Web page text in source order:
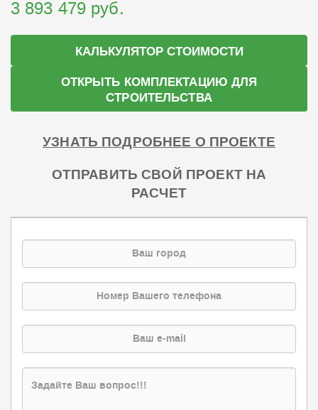
3 893 479 руб.
КАЛЬКУЛЯТОР СТОИМОСТИ
ОТКРЫТЬ КОМПЛЕКТАЦИЮ ДЛЯ
СТРОИТЕЛЬСТВА
УЗНАТЬ ПОДРОБНЕЕ О ПРОЕКТЕ
ОТПРАВИТЬ СВОЙ ПРОЕКТ НА
РАСЧЕТ